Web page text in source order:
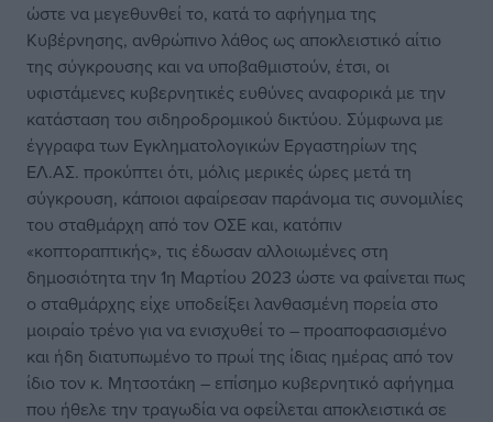
ώστε να μεγεθυνθεί το, κατά το αφήγημα της
Κυβέρνησης, ανθρώπινο λάθος ως αποκλειστικό αίτιο
της σύγκρουσης και να υποβαθμιστούν, έτσι, οι
υφιστάμενες κυβερνητικές ευθύνες αναφορικά με την
κατάσταση του σιδηροδρομικού δικτύου. Σύμφωνα με
έγγραφα των Εγκληματολογικών Εργαστηρίων της
ΕΛ.ΑΣ. προκύπτει ότι, μόλις μερικές ώρες μετά τη
σύγκρουση, κάποιοι αφαίρεσαν παράνομα τις συνομιλίες
του σταθμάρχη από τον ΟΣΕ και, κατόπιν
«κοπτοραπτικής», τις έδωσαν αλλοιωμένες στη
δημοσιότητα την 1η Μαρτίου 2023 ώστε να φαίνεται πως
ο σταθμάρχης είχε υποδείξει λανθασμένη πορεία στο
μοιραίο τρένο για να ενισχυθεί το – προαποφασισμένο
και ήδη διατυπωμένο το πρωί της ίδιας ημέρας από τον
ίδιο τον κ. Μητσοτάκη – επίσημο κυβερνητικό αφήγημα
που ήθελε την τραγωδία να οφείλεται αποκλειστικά σε